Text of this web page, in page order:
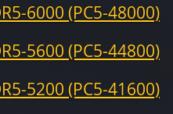
6000 (PC5-48000)
5600 (PC5-44800)
5200 (PC5-41600)